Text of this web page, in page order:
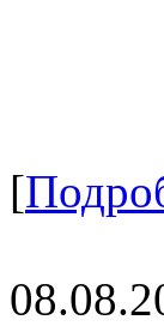
[